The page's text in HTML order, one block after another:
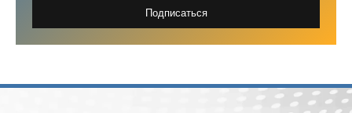
Подписаться